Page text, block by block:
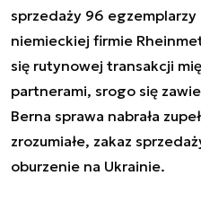
sprzedaży 96 egzemplarzy
niemieckiej firmie
się rutynowej transakcji
partnerami, srogo się
Berna sprawa nabrała
zrozumiałe, zakaz
oburzenie na Ukrainie.